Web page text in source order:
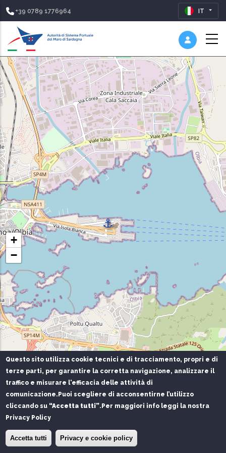
+39 0789 1776964 IT
Pagina di Ricerca
Nessun risultato trovato
⚓
+
−
Leaflet|©OpenStreetMap
Questo sito utilizza cookie tecnici e di tracciamento, propri e di
terze parti, per garantire la corretta navigazione, analizzare il
traffico e misurare l'efficacia delle attività di
comunicazione. Puoi scegliere di acconsentirne l’utilizzo
cliccando su “Accetta tutti”. Per maggiori info leggi la nostra
Privacy Policy
Accetta tutti Privacy e cookie policy